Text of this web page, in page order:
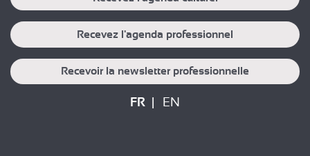
Recevez l'agenda professionnel
Recevoir la newsletter professionnelle
FR EN